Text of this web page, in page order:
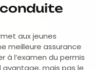
conduite
aux jeunes
meilleure assurance
à l’examen du permis
avantage, mais pas le